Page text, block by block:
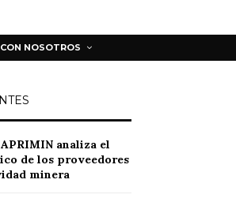
NOSOTROS
analiza el
de los proveedores
minera